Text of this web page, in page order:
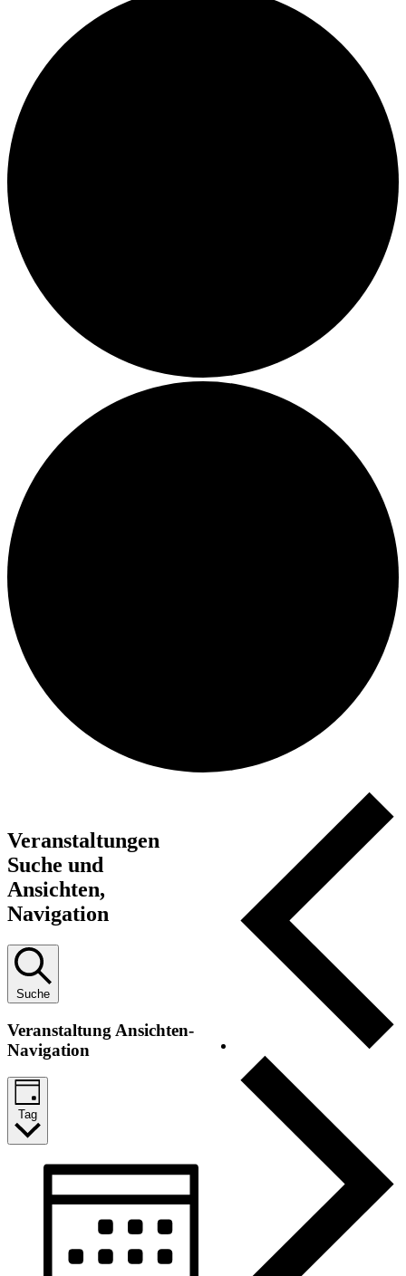
Veranstaltungen
Veranstaltungen
Suche und
Ansichten,
Navigation
Suche
Veranstaltung Ansichten-
Navigation
Tag